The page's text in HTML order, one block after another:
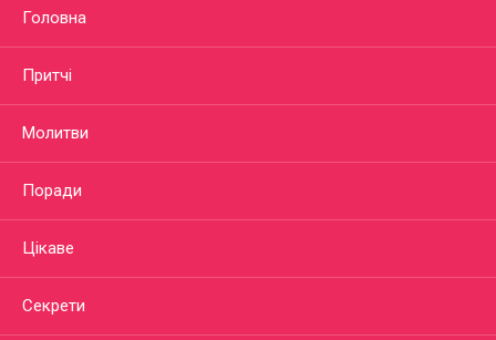
Головна
Притчі
Молитви
Поради
Цікаве
Секрети